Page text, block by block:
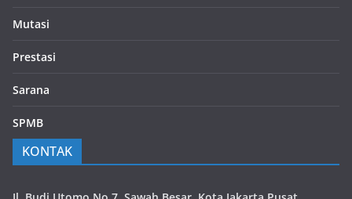
Mutasi
Prestasi
Sarana
SPMB
KONTAK